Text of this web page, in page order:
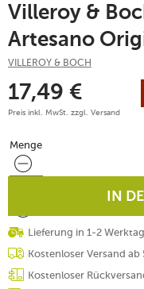
Villeroy &
Artesano
VILLEROY & BOCH
17,49 €
Preis inkl. MwSt. zzgl. Versand
Menge
Menge
IN
Lieferung in 1-2
Kostenloser Versand
Kostenloser